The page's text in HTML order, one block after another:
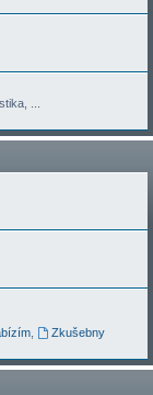
...
,
Zkušebny